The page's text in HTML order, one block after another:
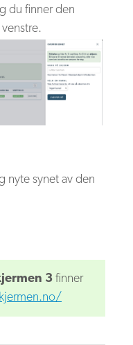
du finner den
nyte synet av den
3finner